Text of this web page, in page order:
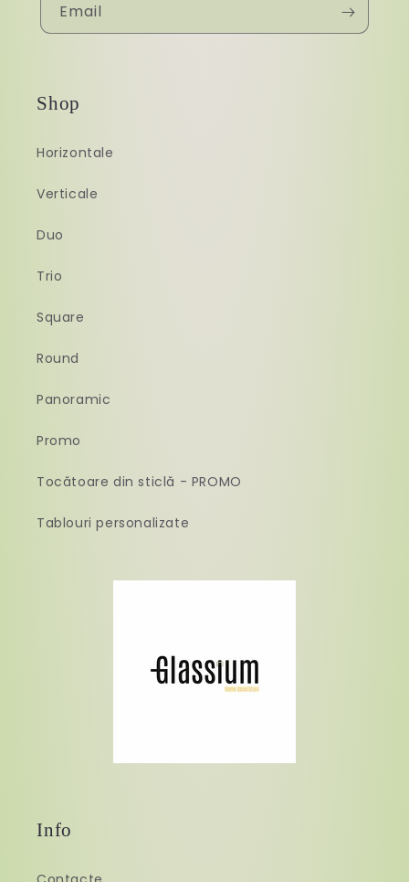
Email
Shop
Horizontale
Verticale
Duo
Trio
Square
Round
Panoramic
Promo
Tocătoare din sticlă - PROMO
Tablouri personalizate
Info